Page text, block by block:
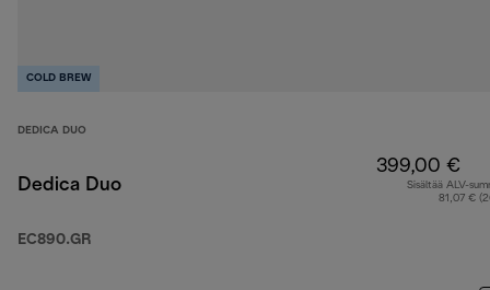
COLD BREW
DEDICA DUO
Dedica Duo
EC890.GR
399,00 €
Sisältää ALV-
81,07 €